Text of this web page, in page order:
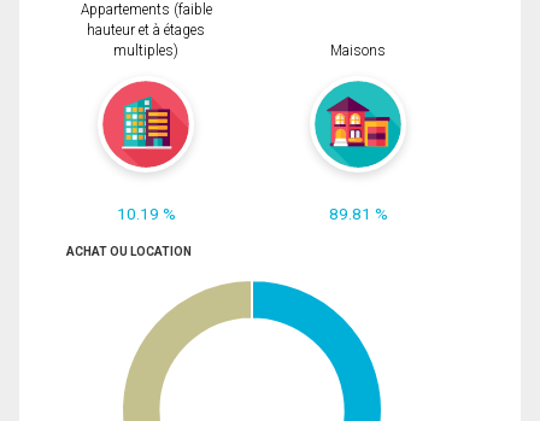
Appartements (faible
hauteur et à étages
multiples)
10.19 %
Maisons
89.81 %
ACHAT OU LOCATION